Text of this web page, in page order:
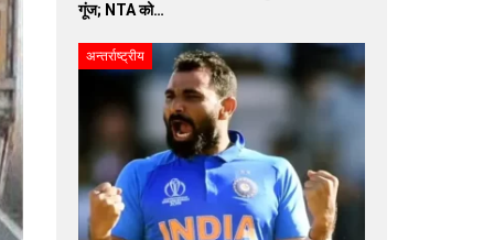
गूंज; NTA को…
अन्तर्राष्ट्रीय